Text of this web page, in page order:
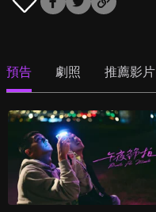
預告 劇照 推薦影片